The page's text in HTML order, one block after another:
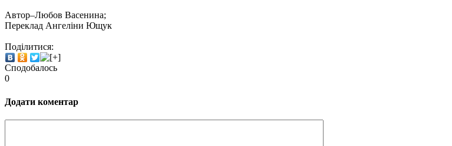
Автор–Любов Васенина;
Переклад Ангеліни Ющук
Поділитися:
Сподобалось
0
Додати коментар